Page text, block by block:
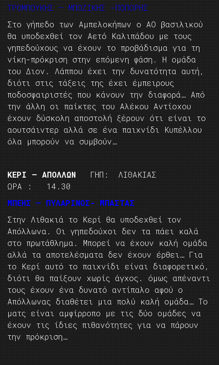
ΤΡΟΜΠΟΥΚΗΣ – ΜΠΟΖΙΚΗΣ -ΠΟΠΟΡΗΣ
Στο γήπεδο των Αμπελοκήπων ο ΑΟ βασιλικού
θα υποδεχθεί τον Αετό Καλιπάδου με τους
γηπεδούχους να έχουν το προβάδισμα για τη
νίκη-πρόκριση στην επόμενη φάση. Η ομάδα
του Διον. Λάππου έχει την δυνατότητα αυτή,
διότι στις τάξεις της έχει έμπειρους
ποδοσφαιριστές που κάνουν την διαφορά… Από
την άλλη οι παίκτες του Αλέκου Αντίοχου
έχουν δύσκολη αποστολή ξέρουν ότι είναι το
αουτσάιντερ αλλά σε ένα παιχνίδι Κυπέλλου
όλα μπορούν να συμβούν…
KEΡΙ – ΑΠΟΛΛΩΝ ΓΗΠ: ΛΙΘΑΚΙΑΣ
ΩΡΑ : 14.30
ΜΠΕΗΣ – ΠΥΛΑΡΙΝΟΣ- ΜΠΑΣΤΑΣ
Στην Λιθακιά το Κερί θα υποδεχθεί τον
Απόλλωνα. Οι γηπεδούχοι δεν τα πάει καλά
στο πρωτάθλημα. Μπορεί να έχουν καλή ομάδα
αλλά τα αποτελέσματα δεν έχουν έρθει… Για
το Κερί αυτό το παιχνίδι είναι διαφορετικό,
διότι θα παίξουν χωρίς άγχος. όμως απέναντι
τους έχουν ένα δυνατό αντίπαλο αφού ο
Απόλλωνας διαθέτει μια πολύ καλή ομάδα… Το
ματς είναι αμφίρροπο με τις δύο ομάδες να
έχουν τις ίδιες πιθανότητες για να πάρουν
την πρόκριση…